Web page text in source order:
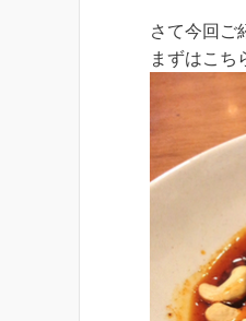
さて今回ご
まずはこち